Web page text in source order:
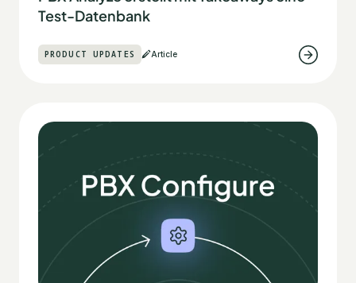
Test-Datenbank
PRODUCT UPDATES Article